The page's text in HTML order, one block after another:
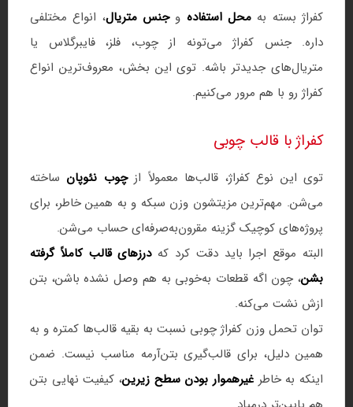
کفراژ بسته به محل استفاده وجنس متریال، انواع مختلفی
داره. جنس کفراژ می‌تونه از چوب، فلز، فایبرگلاس یا
متریال‌های جدیدتر باشه. توی این بخش، معروف‌ترین انواع
کفراژ رو با هم مرور می‌کنیم.
کفراژ با قالب چوبی
توی این نوع کفراژ، قالب‌ها معمولاً ازچوب نئوپان ساخته
می‌شن. مهم‌ترین مزیتشون وزن سبکه و به همین خاطر، برای
پروژه‌های کوچیک گزینه مقرون‌به‌صرفه‌ای حساب می‌شن.
البته موقع اجرا باید دقت کرد کهدرزهای قالب کاملاً گرفته
بشن، چون اگه قطعات به‌خوبی به هم وصل نشده باشن، بتن
ازش نشت می‌کنه.
توان تحمل وزن کفراژ چوبی نسبت به بقیه قالب‌ها کمتره و به
همین دلیل، برای قالب‌گیری بتن‌آرمه مناسب نیست. ضمن
اینکه به خاطر غیرهموار بودن سطح زیرین، کیفیت نهایی بتن